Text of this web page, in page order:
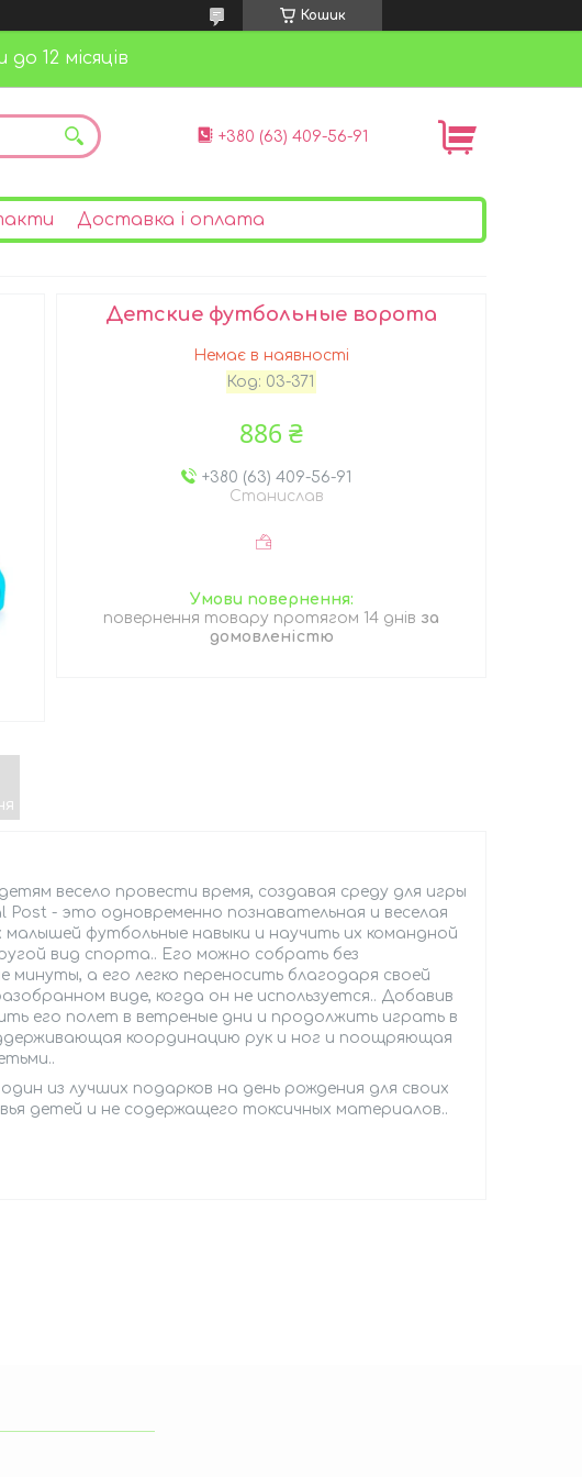
Кошик
12 місяців
+380 (63) 409-56-91
Доставка і оплата
Детские футбольные ворота
Немає в наявності
Код: 03-371
886 ₴
+380 (63) 409-56-91
Станислав
повернення товару протягом 14 днів за
домовленістю
весело провести время, создавая среду для игры
Post - это одновременно познавательная и веселая
футбольные навыки и научить их командной
вид спорта.. Его можно собрать без
минуты, а его легко переносить благодаря своей
виде, когда он не используется.. Добавив
его полет в ветреные дни и продолжить играть в
координацию рук и ног и поощряющая
из лучших подарков на день рождения для своих
детей и не содержащего токсичных материалов..